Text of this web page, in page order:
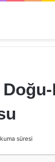
süresi